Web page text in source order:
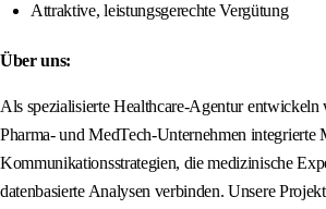
Attraktive, leistungsgerechte Vergütung
Über uns:
Als spezialisierte Healthcare-Agentur
Pharma- und MedTech-Unternehmen integrierte
Kommunikationsstrategien, die medizinische
datenbasierte Analysen verbinden. Unsere